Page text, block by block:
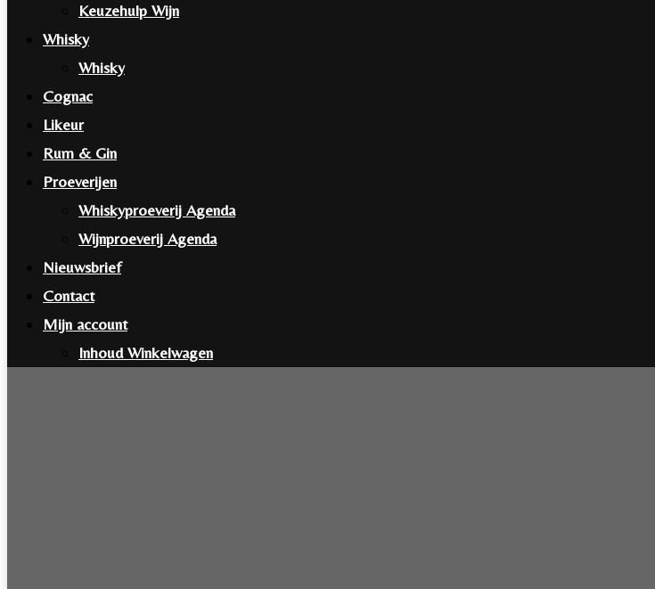
Keuzehulp Wijn
Whisky
Whisky
Cognac
Likeur
Rum & Gin
Proeverijen
Whiskyproeverij Agenda
Wijnproeverij Agenda
Nieuwsbrief
Contact
Mijn account
Inhoud Winkelwagen